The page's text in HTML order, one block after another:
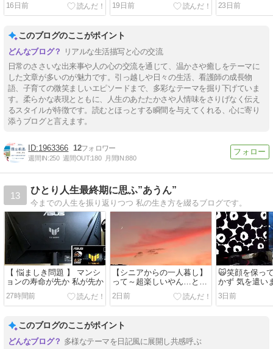
16日前
19日前
23日前
このブログのここがポイント
リアルな生活描写と心の交流
日常のささいな出来事や人の心の交流を通じて、温かさや癒しをテーマに
した文章が多いのが魅力です。引っ越しや日々の生活、看護師の成長物
語、子育ての微笑ましいエピソードまで、多彩なテーマを掘り下げていま
す。柔らかな表現とともに、人生のあたたかさや人情味をさりげなく伝え
るスタイルが特徴です。読むとほっとする瞬間を与えてくれる、心に寄り
添うブログと言えます。
1963366 12
週間IN:250 週間OUT:180 月間IN:880
13
ひとり人生最終期に思ふ”あうん”
今までの人生を振り返りつつ 私の生き方を綴るブログです。
【 悩ましき問題 】 マンシ
ョンの寿命が先か 私が先か
27時間前
【シニアからの一人暮し】
って～超楽しいやん…と思
って始めたのがこのブロ
グ。
2日前
🙀笑顔を保っ
かず 気を遣い
れるばかり。
3日前
このブログのここがポイント
多様なテーマを日記風に展開し共感呼ぶ